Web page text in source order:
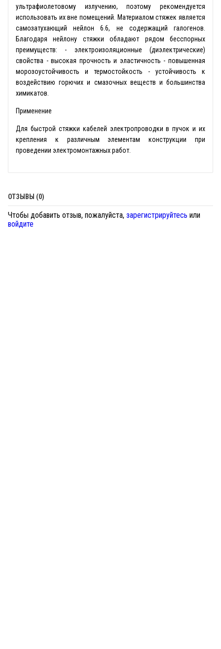
ультрафиолетовому излучению, поэтому рекомендуется
использовать их вне помещений. Материалом стяжек является
самозатухающий нейлон 6.6, не содержащий галогенов.
Благодаря нейлону стяжки обладают рядом бесспорных
преимуществ: - электроизоляционные (диэлектрические)
свойства - высокая прочность и эластичность - повышенная
морозоустойчивость и термостойкость - устойчивость к
воздействию горючих и смазочных веществ и большинства
химикатов.
Применение
Для быстрой стяжки кабелей электропроводки в пучок и их
крепления к различным элементам конструкции при
проведении электромонтажных работ.
ОТЗЫВЫ (0)
Чтобы добавить отзыв, пожалуйста, зарегистрируйтесь или
войдите